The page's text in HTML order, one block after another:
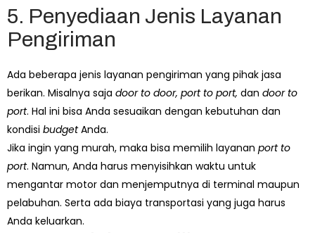
5. Penyediaan Jenis Layanan
Pengiriman
Ada beberapa jenis layanan pengiriman yang pihak jasa
berikan. Misalnya saja door to door, port to port, dan door to
port. Hal ini bisa Anda sesuaikan dengan kebutuhan dan
kondisi budgetAnda.
Jika ingin yang murah, maka bisa memilih layanan port to
port. Namun, Anda harus menyisihkan waktu untuk
mengantar motor dan menjemputnya di terminal maupun
pelabuhan. Serta ada biaya transportasi yang juga harus
Anda keluarkan.